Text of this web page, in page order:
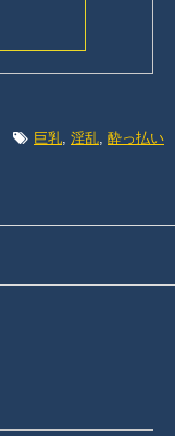
巨乳, 淫乱, 酔っ払い